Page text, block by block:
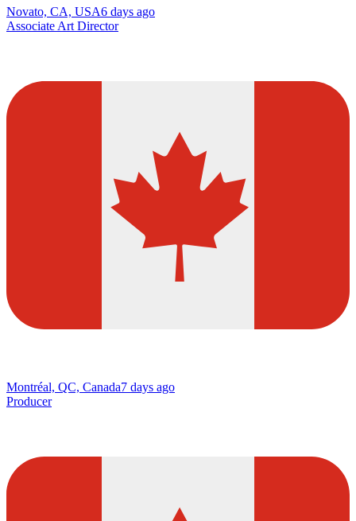
Novato, CA, USA6 days ago
Associate Art Director
Montréal, QC, Canada7 days ago
Producer